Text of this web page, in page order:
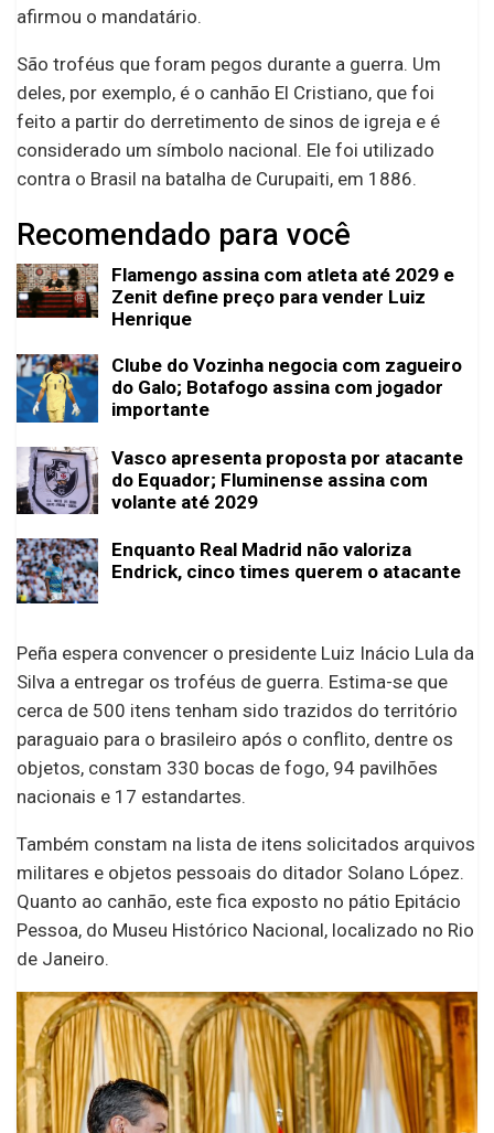
afirmou o mandatário.
São troféus que foram pegos durante a guerra. Um
deles, por exemplo, é o canhão El Cristiano, que foi
feito a partir do derretimento de sinos de igreja e é
considerado um símbolo nacional. Ele foi utilizado
contra o Brasil na batalha de Curupaiti, em 1886.
Recomendado para você
Flamengo assina com atleta até 2029 e
Zenit define preço para vender Luiz
Henrique
Clube do Vozinha negocia com zagueiro
do Galo; Botafogo assina com jogador
importante
Vasco apresenta proposta por atacante
do Equador; Fluminense assina com
volante até 2029
Enquanto Real Madrid não valoriza
Endrick, cinco times querem o atacante
Peña espera convencer o presidente Luiz Inácio Lula da
Silva a entregar os troféus de guerra. Estima-se que
cerca de 500 itens tenham sido trazidos do território
paraguaio para o brasileiro após o conflito, dentre os
objetos, constam 330 bocas de fogo, 94 pavilhões
nacionais e 17 estandartes.
Também constam na lista de itens solicitados arquivos
militares e objetos pessoais do ditador Solano López.
Quanto ao canhão, este fica exposto no pátio Epitácio
Pessoa, do Museu Histórico Nacional, localizado no Rio
de Janeiro.